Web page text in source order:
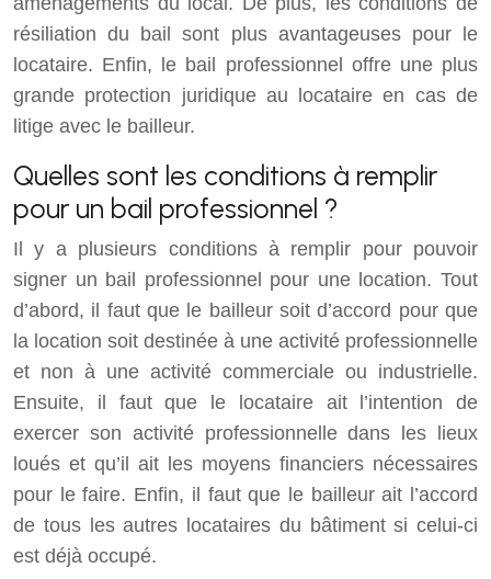
résiliation du bail sont plus avantageuses pour le
locataire. Enfin, le bail professionnel offre une plus
grande protection juridique au locataire en cas de
litige avec le bailleur.
Quelles sont les conditions à remplir
pour un bail professionnel ?
Il y a plusieurs conditions à remplir pour pouvoir
signer un bail professionnel pour une location. Tout
d’abord, il faut que le bailleur soit d’accord pour que
la location soit destinée à une activité professionnelle
et non à une activité commerciale ou industrielle.
Ensuite, il faut que le locataire ait l’intention de
exercer son activité professionnelle dans les lieux
loués et qu’il ait les moyens financiers nécessaires
pour le faire. Enfin, il faut que le bailleur ait l’accord
de tous les autres locataires du bâtiment si celui-ci
est déjà occupé.